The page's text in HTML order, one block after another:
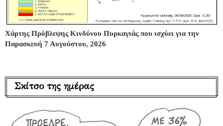
Χάρτης Πρόβλεψης Κινδύνου Πυρκαγιάς που ισχύει για την
Παρασκευή 7 Αυγούστου, 2026
Σκίτσο της ημέρας